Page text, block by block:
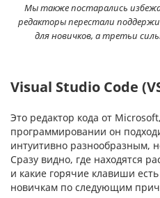
Мы также постарались
редакторы перестали
для новичков, а третьи
Visual Studio Code
Это редактор кода от
программировании он
интуитивно разнообразным,
Сразу видно, где находятся
и какие горячие клавиши
новичкам по следующим